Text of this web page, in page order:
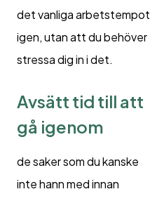
det vanliga arbetstempot
igen, utan att du behöver
stressa dig in i det.
Avsätt tid till att
gå igenom
de saker som du kanske
inte hann med innan